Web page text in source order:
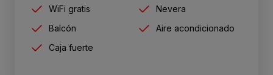
WiFi gratis
Nevera
Balcón
Aire acondicionado
Caja fuerte